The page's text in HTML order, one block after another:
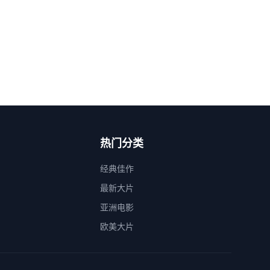
热门分类
经典佳作
最新大片
亚洲电影
欧美大片